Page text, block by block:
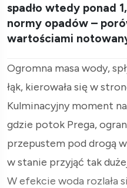
spadło wtedy ponad
normy opadów –
wartościami
Ogromna masa wody,
łąk, kierowała się w
Kulminacyjny moment
gdzie potok Prega,
przepustem pod drogą
w stanie przyjąć tak
W efekcie woda rozlała